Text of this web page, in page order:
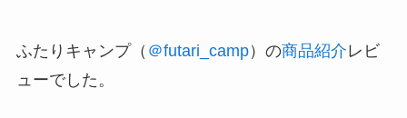
ふたりキャンプ（ ＠futari_camp）の商品紹介レビ
ューでした。